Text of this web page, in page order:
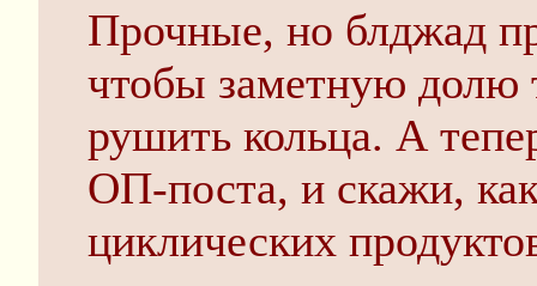
Прочные, но блджад
чтобы заметную долю
рушить кольца. А
ОП-поста, и скажи,
циклических